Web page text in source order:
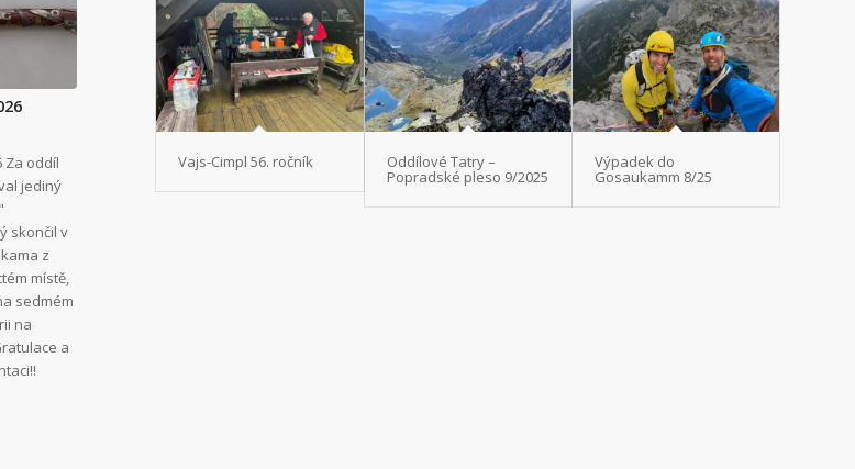
Za oddíl
jediný
skončil v
z
místě,
sedmém
na
a
Vajs-Cimpl 56. ročník Oddílové Tatry –
Popradské pleso 9/2025
Výpadek do
Gosaukamm 8/25